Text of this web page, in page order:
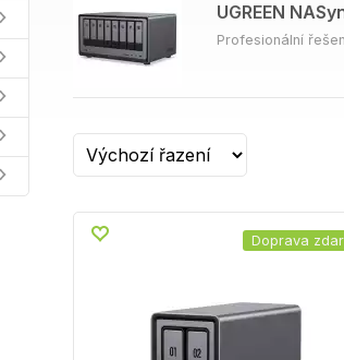
UGREEN
Profesionální
Doprava